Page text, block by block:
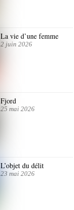
La vie d’une femme
2 juin 2026
Fjord
25 mai 2026
L’objet du délit
23 mai 2026